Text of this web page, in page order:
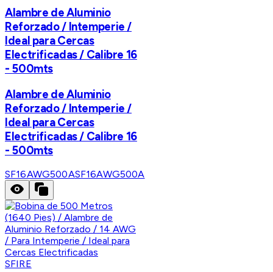
Alambre de Aluminio
Reforzado / Intemperie /
Ideal para Cercas
Electrificadas / Calibre 16
- 500mts
Alambre de Aluminio
Reforzado / Intemperie /
Ideal para Cercas
Electrificadas / Calibre 16
- 500mts
SF16AWG500ASF16AWG500A
SFIRE